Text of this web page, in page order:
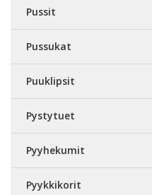
Pussit
Pussukat
Puuklipsit
Pystytuet
Pyyhekumit
Pyykkikorit